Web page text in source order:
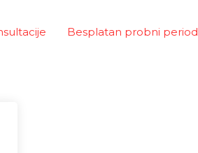
Besplatan probni period